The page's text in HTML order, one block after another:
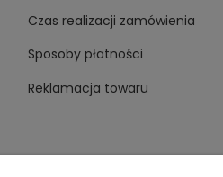
Czas realizacji zamówienia
Sposoby płatności
Reklamacja towaru